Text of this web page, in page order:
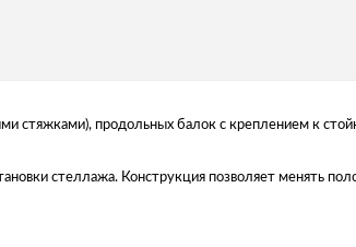
стяжками), продольных балок с креплением к
стеллажа. Конструкция позволяет менять